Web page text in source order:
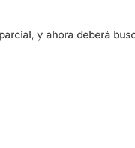
y ahora deberá